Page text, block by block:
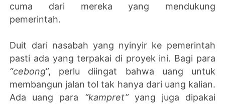
cuma dari mereka yang mendukung
pemerintah.
Duit dari nasabah yang nyinyir ke pemerintah
pasti ada yang terpakai di proyek ini. Bagi para
“cebong”, perlu diingat bahwa uang untuk
membangun jalan tol tak hanya dari uang kalian.
Ada uang para “kampret”yang juga dipakai